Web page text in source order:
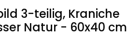
3-teilig, Kraniche
Natur - 60x40 cm